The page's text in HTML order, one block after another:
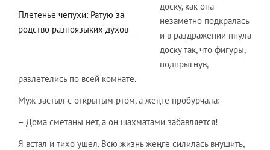
Плетенье чепухи: Ратую за
родство разноязыких духов
доску, как она
незаметно подкралась
и в раздражении пнула
доску так, что фигуры,
подпрыгнув,
разлетелись по всей комнате.
Муж застыл с открытым ртом, а жеңге пробурчала:
– Дома сметаны нет, а он шахматами забавляется!
Я встал и тихо ушел. Всю жизнь жеңге силилась внушить,